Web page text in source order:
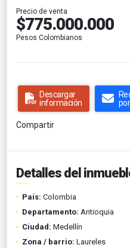
Precio de venta
$775.000.000
Pesos Colombianos
Descargar
información
Compartir
Detalles del
País: Colombia
Departamento: Antioquia
Ciudad: Medellín
Zona / barrio: Laureles